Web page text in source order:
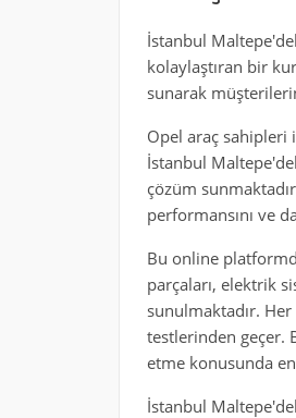
İstanbul
kolaylaştıran bir
sunarak
Opel araç
İstanbul
çözüm
performansını ve
Bu online
parçaları, elektrik
sunulmaktadır.
testlerinden geçer.
etme konusunda
İstanbul